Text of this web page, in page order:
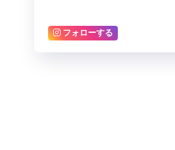
フォローする